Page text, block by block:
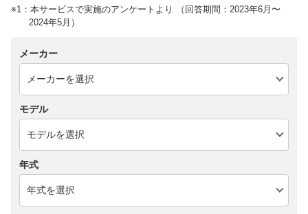
※1：本サービスで実施のアンケートより （回答期間：2023年6月〜
2024年5月）
メーカー
モデル
年式